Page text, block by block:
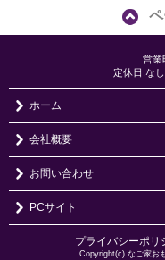
営業
定休日:な
ホーム
会社概要
お問い合わせ
PCサイト
プライバシーポリ
Copyright(c) なご家お